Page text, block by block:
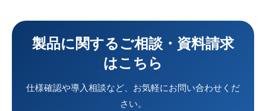
製品に関するご相談・資料請求
はこちら
仕様確認や導入相談など、お気軽にお問い合わせくだ
さい。